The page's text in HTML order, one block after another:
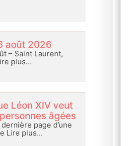
août 2026
– Saint Laurent,
plus…
Léon XIV veut
âgées
page d’une
Lire plus…